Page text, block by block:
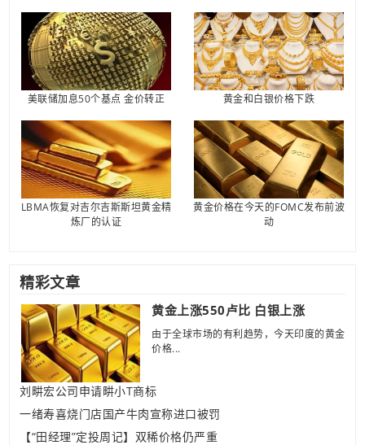
美联储加息50个基点 金价转正 黄金和白银价格下跌
LBMA恢复对吉尔吉斯斯坦黄金精
炼厂的认证
黄金价格在今天的FOMC发布前波
动
精彩文章
黄金上涨550卢比 白银上涨
由于全球市场的有利趋势，今天印度的黄金
价格...
刘畊宏公司申请畊小T商标
一绪寿喜烧门店国产牛肉宣称进口被罚
【“田经理”定投周记】双稀价格仍严重